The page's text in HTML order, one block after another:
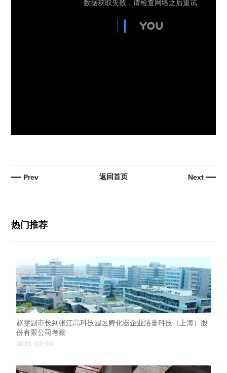
Prev 返回首页 Next
热门推荐
赵雯副市长到张江高科技园区孵化器企业洁誉科技（上海）股
份有限公司考察
2023-02-09